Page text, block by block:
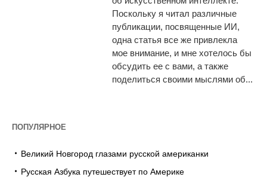
Поскольку я читал различные
публикации, посвященные ИИ,
одна статья все же привлекла
мое внимание, и мне хотелось бы
обсудить ее с вами, а также
поделиться своими мыслями об...
ПОПУЛЯРНОЕ
Великий Новгород глазами русской американки
Русская Азбука путешествует по Америке